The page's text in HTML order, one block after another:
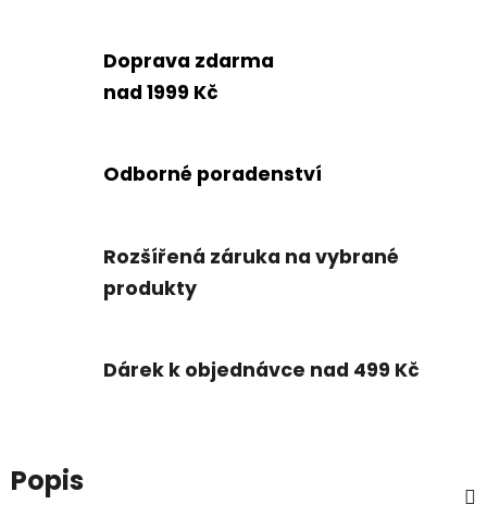
Doprava zdarma
nad 1999 Kč
Odborné poradenství
Rozšířená záruka na vybrané
produkty
Dárek k objednávce nad 499 Kč
Popis